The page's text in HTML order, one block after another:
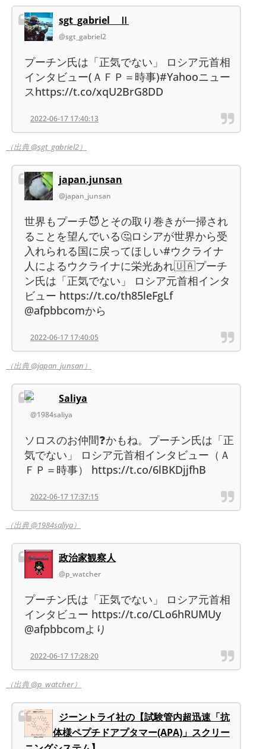
sgt_gabriel Ⅱ
@sgt_gabriel2
プーチン氏は「正気でない」 ロシア元首相
インタビュー(ＡＦＰ＝時事)#Yahooニュー
スhttps://t.co/xqU2BrG8DD
2022-06-17 17:40:13
（出典 @sgt_gabriel2）
japan.junsan
@japan_junsan
世界もプーチ😈とその取り巻きが一掃され
ることを望んでいる🤔ロシアが世界から受
入れられる国に戻ってほしい#ウクライナ
人によるウクライナに栄光あれ🇺🇦プーチ
ン氏は「正気でない」 ロシア元首相インタ
ビュー https://t.co/th85leFgLf
@afpbbcomから
2022-06-17 17:40:05
（出典 @japan_junsan）
Saliya
@1984saliya
ソロスのお仲間❓かもね。プーチン氏は「正
気でない」 ロシア元首相インタビュー（Ａ
ＦＰ＝時事） https://t.co/6lBKDjjfhB
2022-06-17 17:37:15
（出典 @1984saliya）
政治家観察人
@p_watcher
プーチン氏は「正気でない」 ロシア元首相
インタビュー https://t.co/CLo6hRUMUy
@afpbbcomより
2022-06-17 17:28:20
（出典 @p_watcher）
ジーントライ社の【試験管内超迅速「抗
体様ペプチドアプタマー(APA)」スクリー